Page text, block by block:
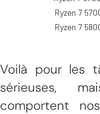
Voilà pour les
sérieuses,
comportent